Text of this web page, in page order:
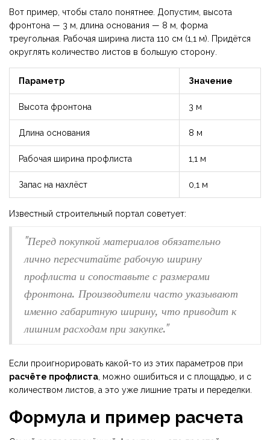
Вот пример, чтобы стало понятнее. Допустим, высота
фронтона — 3 м, длина основания — 8 м, форма
треугольная. Рабочая ширина листа 110 см (1,1 м). Придётся
округлять количество листов в большую сторону.
Параметр Значение
Высота фронтона 3 м
Длина основания 8 м
Рабочая ширина профлиста 1,1 м
Запас на нахлёст 0,1 м
Известный строительный портал советует:
"Перед покупкой материалов обязательно
лично пересчитайте рабочую ширину
профлиста и сопоставьте с размерами
фронтона. Производители часто указывают
именно габаритную ширину, что приводит к
лишним расходам при закупке."
Если проигнорировать какой-то из этих параметров при
расчёте профлиста , можно ошибиться и с площадью, и с
количеством листов, а это уже лишние траты и переделки.
Формула и пример расчета